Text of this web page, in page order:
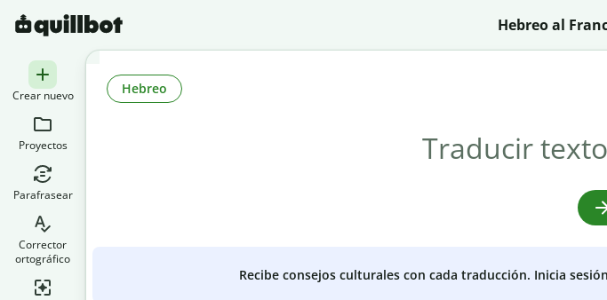
Hebreo al
Crear nuevo
Proyectos
Parafrasear
Corrector
ortográfico
Hebreo
Recibe consejos culturales con cada traducción. Inicia